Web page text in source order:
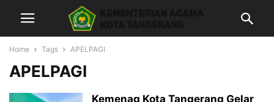
Home Tags APELPAGI
APELPAGI
Kemenag Kota Tangerang Gelar